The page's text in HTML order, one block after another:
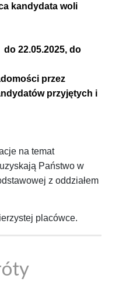
kandydata woli
22.05.2025, do
przez
przyjętych i
na temat
Państwo w
z oddziałem
placówce.